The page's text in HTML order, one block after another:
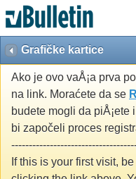
Grafičke kartice
Ako je ovo vaÅ¡a prva
na link. Moraćete da se
budete mogli da
bi započeli proces
If this is your first visit,